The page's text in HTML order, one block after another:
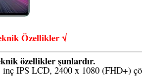
Özellikler √
özellikler şunlardır.
inç IPS LCD, 2400 x 1080 (FHD+)